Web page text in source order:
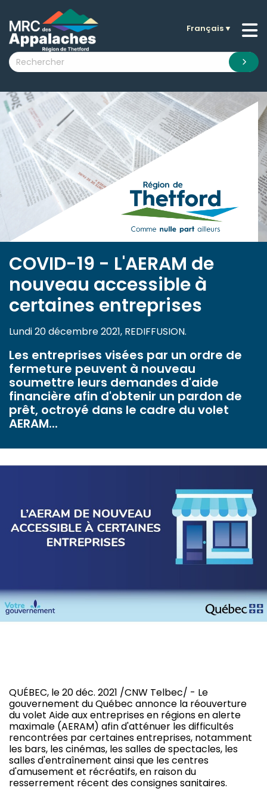
submenu (La MRC )
submenu (Citoyens )
submenu (Visiteurs )
submenu (Nouvelles )
submenu (Documentation )
Français▼
COVID-19 - L'AERAM de
nouveau accessible à
certaines entreprises
Lundi 20 décembre 2021, REDIFFUSION.
Les entreprises visées par un ordre de
fermeture peuvent à nouveau
soumettre leurs demandes d'aide
financière afin d'obtenir un pardon de
prêt, octroyé dans le cadre du volet
AERAM...
QUÉBEC, le 20 déc. 2021 /CNW Telbec/ - Le
gouvernement du Québec annonce la réouverture
du volet Aide aux entreprises en régions en alerte
maximale (AERAM) afin d'atténuer les difficultés
rencontrées par certaines entreprises, notamment
les bars, les cinémas, les salles de spectacles, les
salles d'entraînement ainsi que les centres
d'amusement et récréatifs, en raison du
resserrement récent des consignes sanitaires.